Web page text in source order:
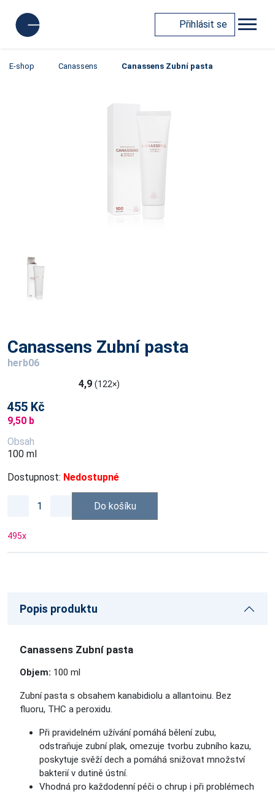
Přihlásit se
E-shop Canassens Canassens Zubní pasta
Canassens Zubní pasta
herb06
4,9 (122×)
455 Kč
9,50 b
Obsah
100 ml
Dostupnost: Nedostupné
Do košíku
495x
Popis produktu
Canassens Zubní pasta
Objem: 100 ml
Zubní pasta s obsahem kanabidiolu a allantoinu. Bez
fluoru, THC a peroxidu.
Při pravidelném užívání pomáhá bělení zubu,
odstraňuje zubní plak, omezuje tvorbu zubního kazu,
poskytuje svěží dech a pomáhá snižovat množství
bakterií v dutině ústní.
Vhodná pro každodenní péči o chrup i při problémech